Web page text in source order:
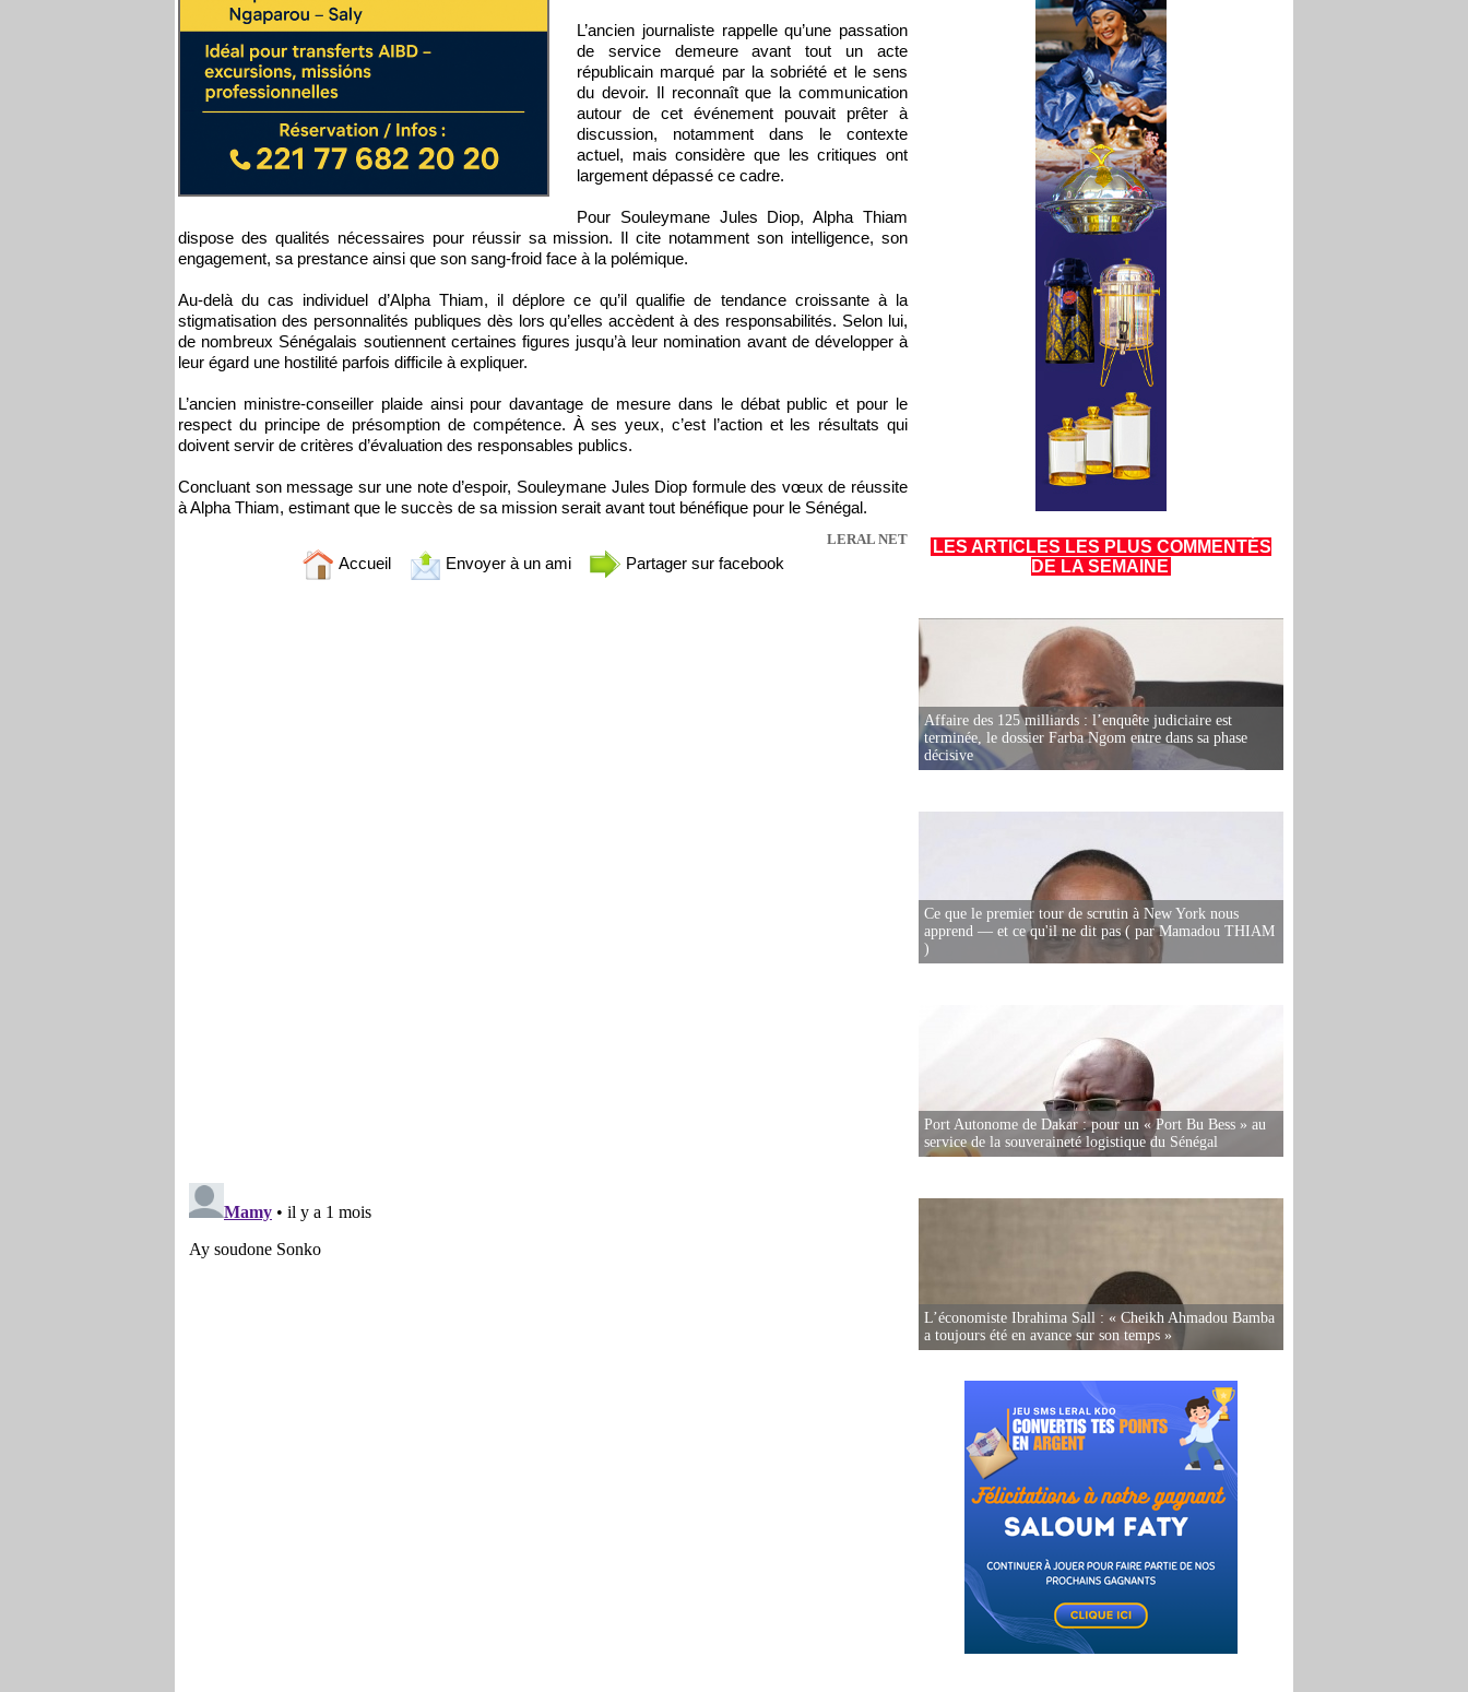
L’ancien journaliste rappelle qu’une passation
de service demeure avant tout un acte
républicain marqué par la sobriété et le sens
du devoir. Il reconnaît que la communication
autour de cet événement pouvait prêter à
discussion, notamment dans le contexte
actuel, mais considère que les critiques ont
largement dépassé ce cadre.
Pour Souleymane Jules Diop, Alpha Thiam
dispose des qualités nécessaires pour réussir sa mission. Il cite notamment son intelligence, son
engagement, sa prestance ainsi que son sang-froid face à la polémique.
Au-delà du cas individuel d’Alpha Thiam, il déplore ce qu’il qualifie de tendance croissante à la
stigmatisation des personnalités publiques dès lors qu’elles accèdent à des responsabilités. Selon lui,
de nombreux Sénégalais soutiennent certaines figures jusqu’à leur nomination avant de développer à
leur égard une hostilité parfois difficile à expliquer.
L’ancien ministre-conseiller plaide ainsi pour davantage de mesure dans le débat public et pour le
respect du principe de présomption de compétence. À ses yeux, c’est l’action et les résultats qui
doivent servir de critères d’évaluation des responsables publics.
Concluant son message sur une note d’espoir, Souleymane Jules Diop formule des vœux de réussite
à Alpha Thiam, estimant que le succès de sa mission serait avant tout bénéfique pour le Sénégal.
LERAL NET
Accueil Envoyer à un ami Partager sur facebook
LES ARTICLES LES PLUS COMMENTÉS
DE LA SEMAINE
Affaire des 125 milliards : l’enquête judiciaire est
terminée, le dossier Farba Ngom entre dans sa phase
décisive
Ce que le premier tour de scrutin à New York nous
apprend — et ce qu'il ne dit pas ( par Mamadou THIAM
)
Port Autonome de Dakar : pour un « Port Bu Bess » au
service de la souveraineté logistique du Sénégal
L’économiste Ibrahima Sall : « Cheikh Ahmadou Bamba
a toujours été en avance sur son temps »